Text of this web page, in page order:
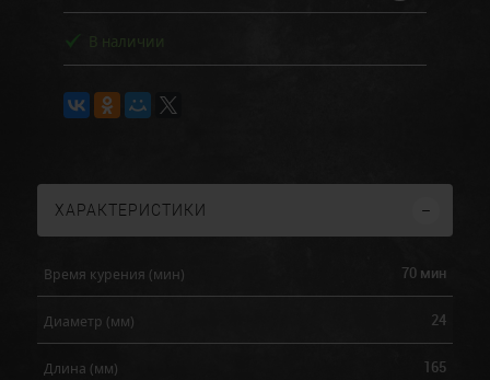
В наличии
ХАРАКТЕРИСТИКИ
Время курения (мин) 70 мин
Диаметр (мм) 24
Длина (мм) 165